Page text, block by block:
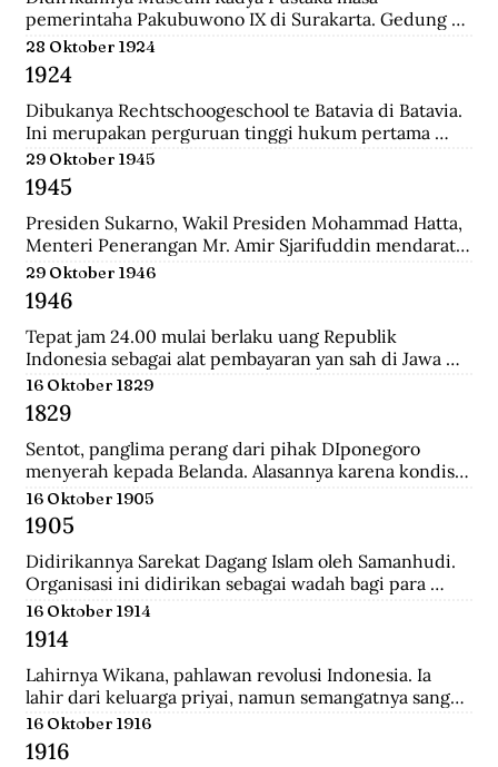
pemerintaha Pakubuwono IX di Surakarta. Gedung
ini merupakan rumah kediaman seorang warga
Belanda bernama Johannes Busselaar yang berisikan
koleksi wayang kulit, buku kuno, dan arca.
28 Oktober 1924
1924
Dibukanya Rechtschoogeschool te Batavia di Batavia.
Ini merupakan perguruan tinggi hukum pertama
yang didirikan oleh Gubernur Jenderal J.B van heutsz.
Saat ini menjadi Fakultas Hukum Universitas
Indonesia.
29 Oktober 1945
1945
Presiden Sukarno, Wakil Presiden Mohammad Hatta,
Menteri Penerangan Mr. Amir Sjarifuddin mendarat
di Surabaya atas permintaan Sekutu. Mereka disertai
beberapa perwira Inggris dan wartawan-wartawan
luar negeri.
29 Oktober 1946
1946
Tepat jam 24.00 mulai berlaku uang Republik
Indonesia sebagai alat pembayaran yan sah di Jawa
dan Madura. Dengan demikian uang yang berlalu
sebelumnya tidak lagi berlaku.
16 Oktober 1829
1829
Sentot, panglima perang dari pihak DIponegoro
menyerah kepada Belanda. Alasannya karena kondisi
perekonomian yang memburuk akibat perang yang
tak kunung usai.
16 Oktober 1905
1905
Didirikannya Sarekat Dagang Islam oleh Samanhudi.
Organisasi ini didirikan sebagai wadah bagi para
pengusaha batik di Surakarta. Organisasi ini
merupakan organisasi pertama yang lahir dari
Indonesia untuk menentang politik kekuasaan
Belanda.
16 Oktober 1914
1914
Lahirnya Wikana, pahlawan revolusi Indonesia. Ia
lahir dari keluarga priyai, namun semangatnya sangat
tinggi dalam memperjuangkan kemerdekaan dari
tangan penjajah.
16 Oktober 1916
1916